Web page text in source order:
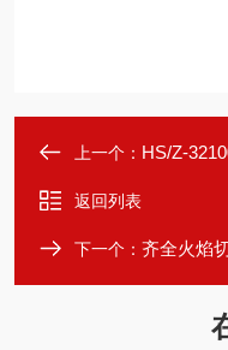
上一个： HS/Z-
返回列表
下一个： 齐全火焰